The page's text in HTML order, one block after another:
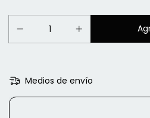
Medios de envío